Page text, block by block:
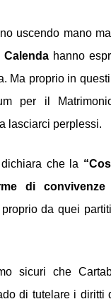
uscendo mano
Calendahanno
Ma proprio in
per il
lasciarci perplessi.
che la
di
da quei
sicuri che
di tutelare i diritti